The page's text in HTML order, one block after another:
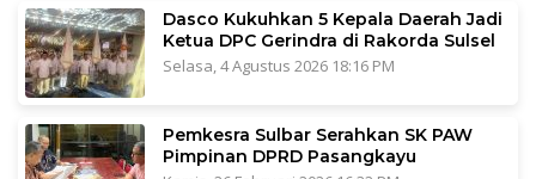
Dasco Kukuhkan 5 Kepala Daerah Jadi
Ketua DPC Gerindra di Rakorda Sulsel
Selasa, 4 Agustus 2026 18:16 PM
Pemkesra Sulbar Serahkan SK PAW
Pimpinan DPRD Pasangkayu